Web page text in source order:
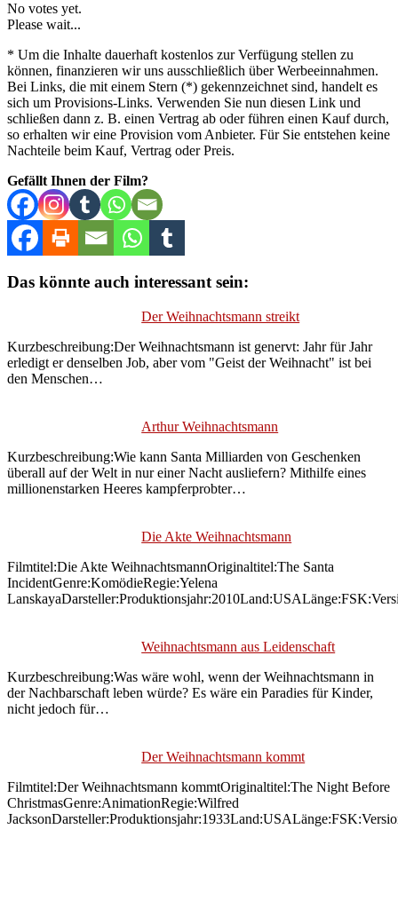
No votes yet.
Please wait...
* Um die Inhalte dauerhaft kostenlos zur Verfügung stellen zu
können, finanzieren wir uns ausschließlich über Werbeeinnahmen.
Bei Links, die mit einem Stern (*) gekennzeichnet sind, handelt es
sich um Provisions-Links. Verwenden Sie nun diesen Link und
schließen dann z. B. einen Vertrag ab oder führen einen Kauf durch,
so erhalten wir eine Provision vom Anbieter. Für Sie entstehen keine
Nachteile beim Kauf, Vertrag oder Preis.
Gefällt Ihnen der Film?
Das könnte auch interessant sein:
Der Weihnachtsmann streikt
Kurzbeschreibung:Der Weihnachtsmann ist genervt: Jahr für Jahr
erledigt er denselben Job, aber vom "Geist der Weihnacht" ist bei
den Menschen…
Arthur Weihnachtsmann
Kurzbeschreibung:Wie kann Santa Milliarden von Geschenken
überall auf der Welt in nur einer Nacht ausliefern? Mithilfe eines
millionenstarken Heeres kampferprobter…
Die Akte Weihnachtsmann
Filmtitel:Die Akte WeihnachtsmannOriginaltitel:The Santa
IncidentGenre:KomödieRegie:Yelena
Weihnachtsmann aus Leidenschaft
Kurzbeschreibung:Was wäre wohl, wenn der Weihnachtsmann in
der Nachbarschaft leben würde? Es wäre ein Paradies für Kinder,
nicht jedoch für…
Der Weihnachtsmann kommt
Filmtitel:Der Weihnachtsmann kommtOriginaltitel:The Night Before
ChristmasGenre:AnimationRegie:Wilfred